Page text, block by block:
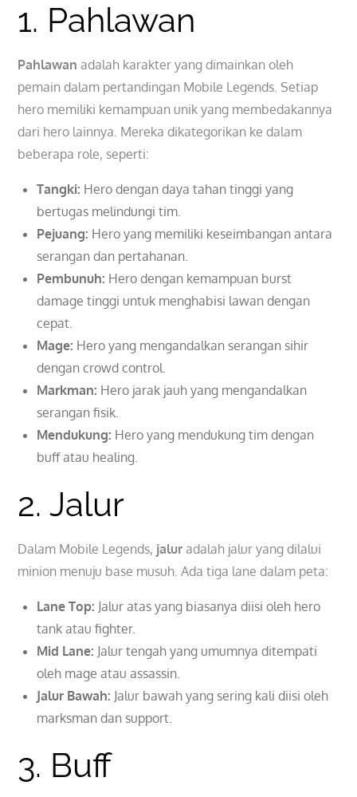
1. Pahlawan
Pahlawan adalah karakter yang dimainkan oleh
pemain dalam pertandingan Mobile Legends. Setiap
hero memiliki kemampuan unik yang membedakannya
dari hero lainnya. Mereka dikategorikan ke dalam
beberapa role, seperti:
Tangki: Hero dengan daya tahan tinggi yang
bertugas melindungi tim.
Pejuang: Hero yang memiliki keseimbangan antara
serangan dan pertahanan.
Pembunuh: Hero dengan kemampuan burst
damage tinggi untuk menghabisi lawan dengan
cepat.
Mage: Hero yang mengandalkan serangan sihir
dengan crowd control.
Markman: Hero jarak jauh yang mengandalkan
serangan fisik.
Mendukung: Hero yang mendukung tim dengan
buff atau healing.
2. Jalur
Dalam Mobile Legends, jalur adalah jalur yang dilalui
minion menuju base musuh. Ada tiga lane dalam peta:
Lane Top: Jalur atas yang biasanya diisi oleh hero
tank atau fighter.
Mid Lane: Jalur tengah yang umumnya ditempati
oleh mage atau assassin.
Jalur Bawah: Jalur bawah yang sering kali diisi oleh
marksman dan support.
3. Buff